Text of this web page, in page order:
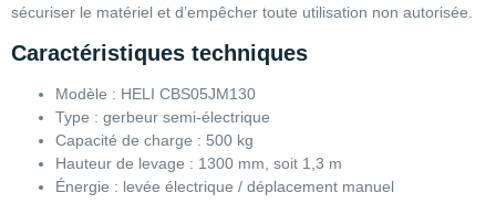
sécuriser le matériel et d’empêcher toute utilisation non autorisée.
Caractéristiques techniques
Modèle : HELI CBS05JM130
Type : gerbeur semi-électrique
Capacité de charge : 500 kg
Hauteur de levage : 1300 mm, soit 1,3 m
Énergie : levée électrique / déplacement manuel